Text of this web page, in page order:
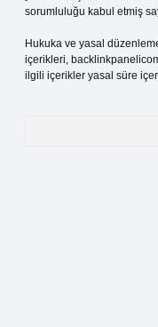
sorumluluğu kabul etmiş
Hukuka ve yasal
içerikleri,
ilgili içerikler yasal süre